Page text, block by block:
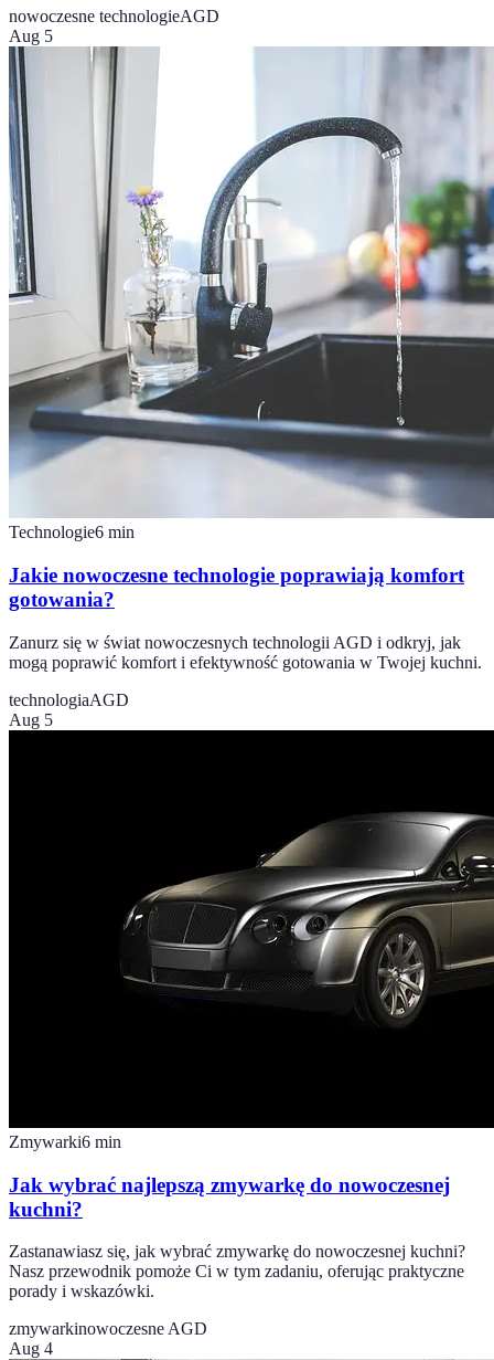
nowoczesne technologieAGD
Aug 5
Technologie6 min
Jakie nowoczesne technologie poprawiają komfort
gotowania?
Zanurz się w świat nowoczesnych technologii AGD i odkryj, jak
mogą poprawić komfort i efektywność gotowania w Twojej kuchni.
technologiaAGD
Aug 5
Zmywarki6 min
Jak wybrać najlepszą zmywarkę do nowoczesnej
kuchni?
Zastanawiasz się, jak wybrać zmywarkę do nowoczesnej kuchni?
Nasz przewodnik pomoże Ci w tym zadaniu, oferując praktyczne
porady i wskazówki.
zmywarkinowoczesne AGD
Aug 4